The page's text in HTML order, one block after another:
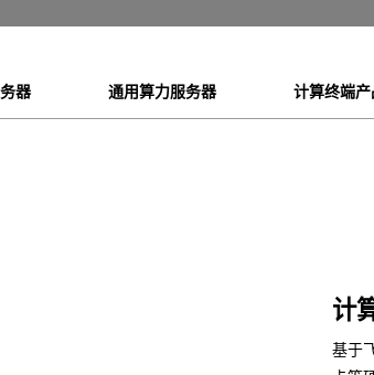
器 通用算力服务器 计算终端产
计
基于